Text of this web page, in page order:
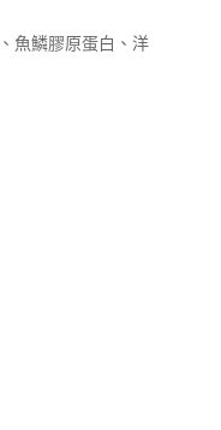
魚鱗膠原蛋白、洋